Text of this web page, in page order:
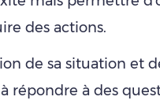
des actions.
de sa situation et
répondre à des